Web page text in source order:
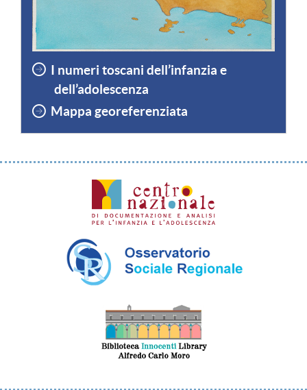
I numeri toscani dell’infanzia e
dell’adolescenza
Mappa georeferenziata